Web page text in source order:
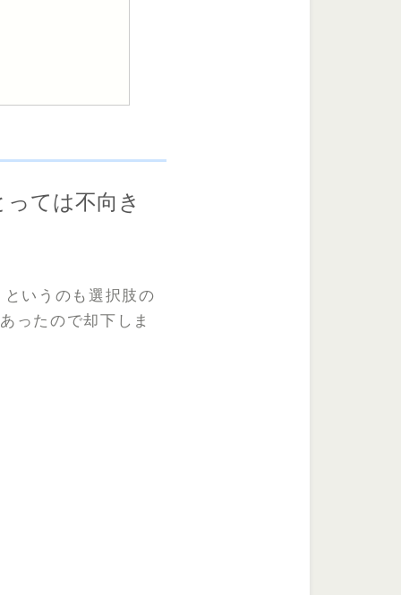
ては不向き
というのも選択肢の
ったので却下しま